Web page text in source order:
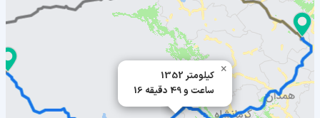
1352 کیلومتر
16 ساعت و 49 دقیقه
×
مسیر خرمدره به دیرالزور